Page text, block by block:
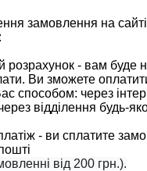
замовлення на
розрахунок - вам буде
Ви зможете
способом: через
відділення будь-
- ви сплатите
від 200 грн.).